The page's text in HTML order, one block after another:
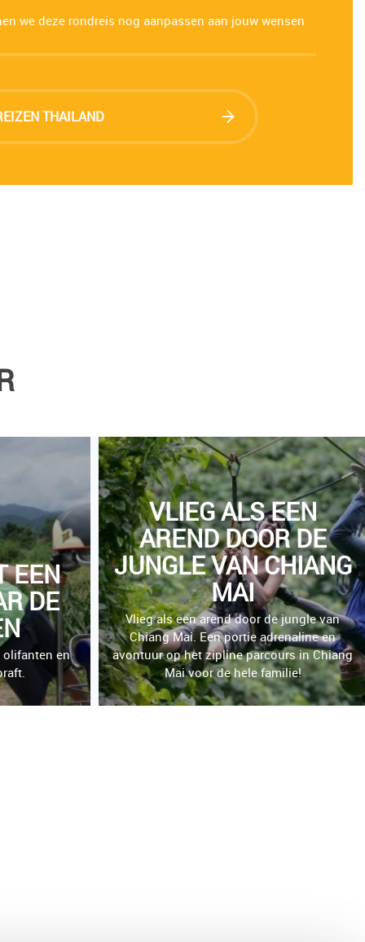
we deze rondreis nog aanpassen aan jouw wensen
THAILAND
EEN
DE
olifanten en
VLIEG ALS EEN
AREND DOOR DE
JUNGLE VAN CHIANG
MAI
Vlieg als een arend door de jungle van
Chiang Mai. Een portie adrenaline en
avontuur op het zipline parcours in Chiang
Mai voor de hele familie!